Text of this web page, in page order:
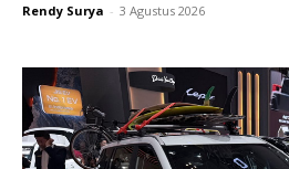
Rendy Surya - 3 Agustus 2026